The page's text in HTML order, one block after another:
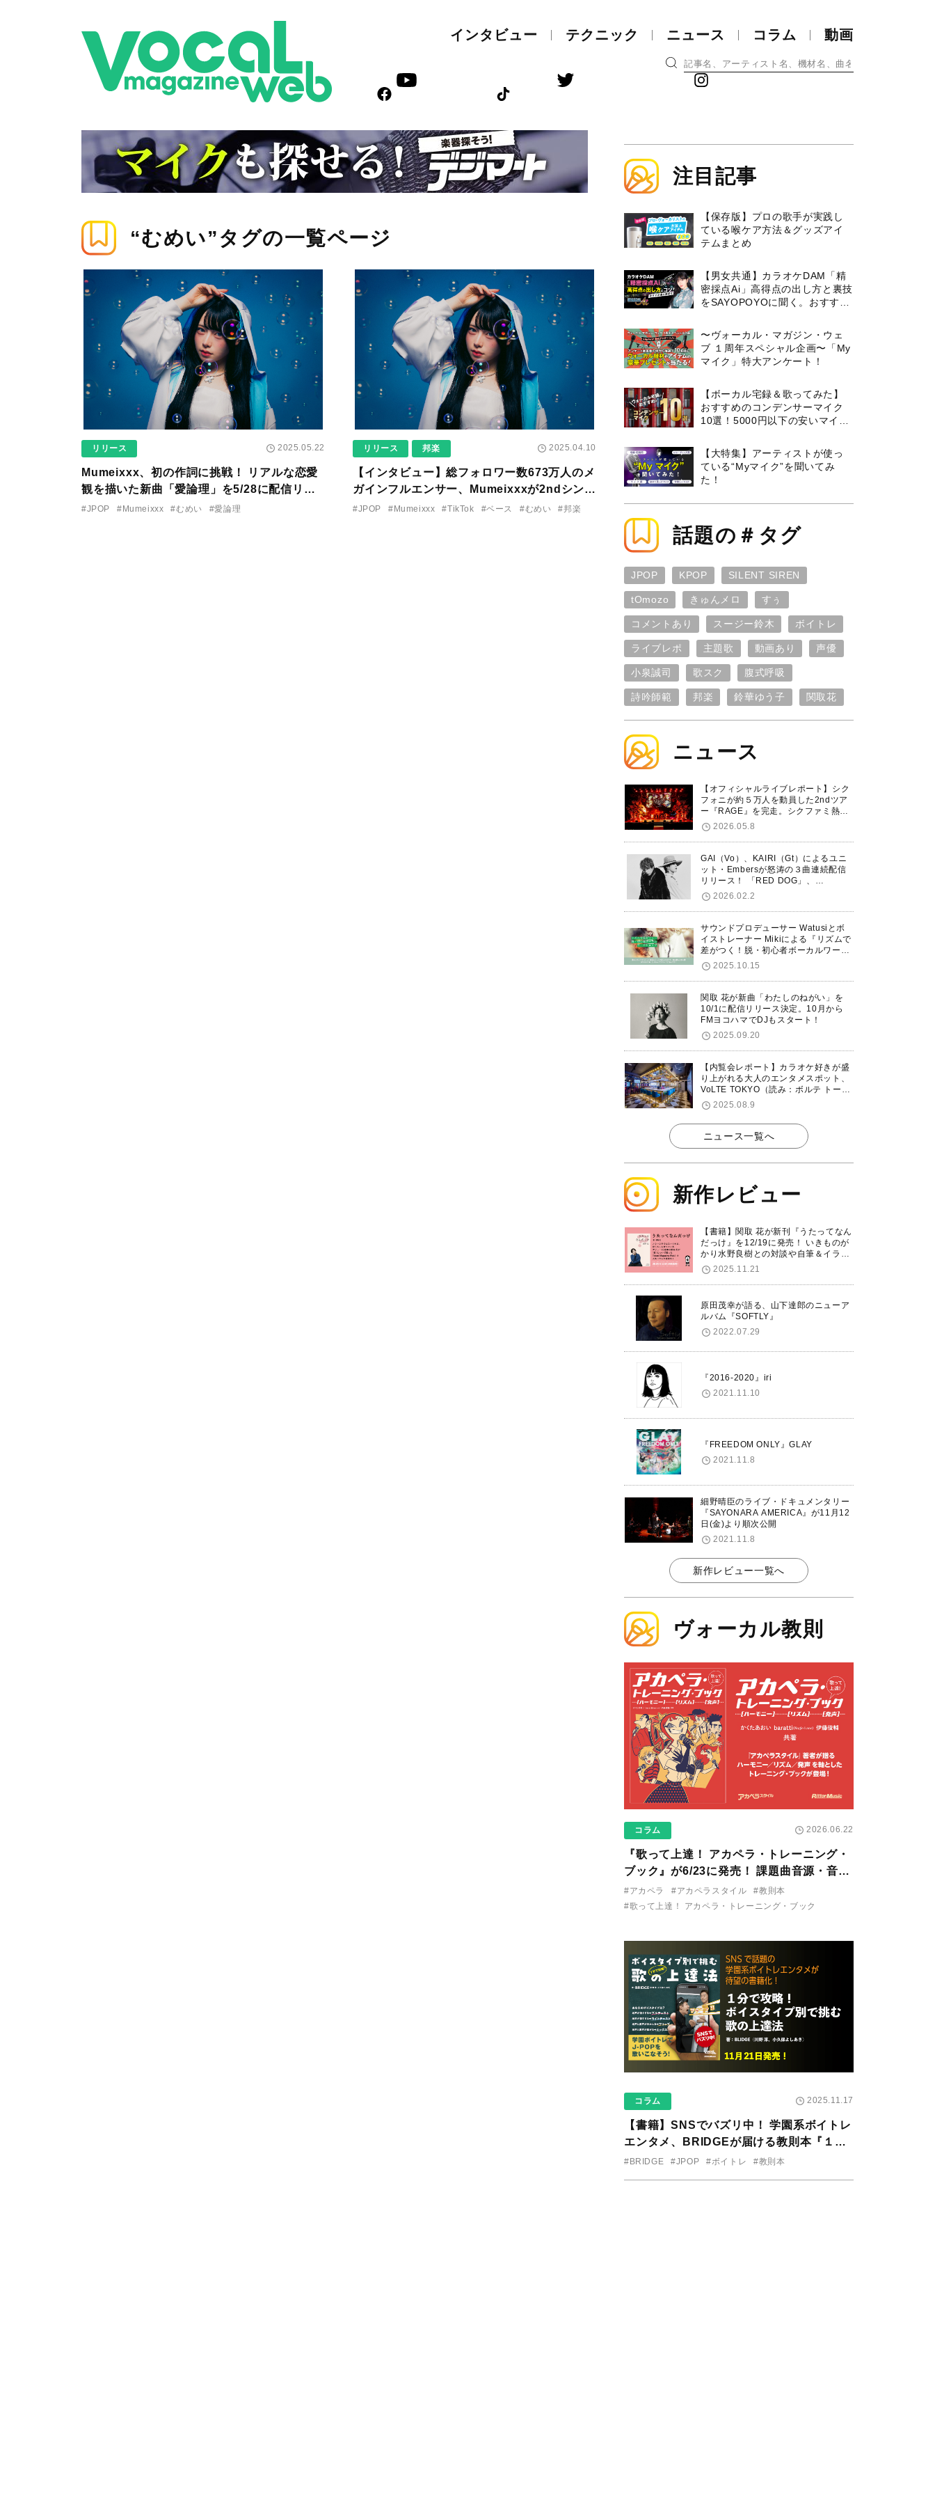
インタビュー テクニック ニュース コラム 動画
“むめい”タグの一覧ページ
リリース 2025.05.22
Mumeixxx、初の作詞に挑戦！ リアルな恋愛
観を描いた新曲「愛論理」を5/28に配信リリ
ース決定！
#JPOP #Mumeixxx #むめい #愛論理
リリース 邦楽 2025.04.10
【インタビュー】総フォロワー数673万人のメ
ガインフルエンサー、Mumeixxxが2ndシング
ル「→←」（読み：右向け左）をリリース。
#JPOP #Mumeixxx #TikTok #ベース #むめい #邦楽
注目記事
【保存版】プロの歌手が実践し
ている喉ケア⽅法＆グッズアイ
テムまとめ
【男女共通】カラオケDAM「精
密採点Ai」高得点の出し方と裏技
をSAYOPOYOに聞く。おすすめ
〜ヴォーカル・マガジン・ウェ
ブ １周年スペシャル企画〜「My
マイク」特大アンケート！
【ボーカル宅録＆歌ってみた】
おすすめのコンデンサーマイク
10選！5000円以下の安いマイク
【大特集】アーティストが使っ
ている“Myマイク”を聞いてみ
た！
話題の＃タグ
JPOP KPOP SILENT SIREN
tOmozo きゅんメロ すぅ
コメントあり スージー鈴木 ボイトレ
ライブレポ 主題歌 動画あり 声優
小泉誠司 歌スク 腹式呼吸
詩吟師範 邦楽 鈴華ゆう子 関取花
ニュース
【オフィシャルライブレポート】シク
フォニが約５万人を動員した2ndツア
ー『RAGE』を完走。シクファミ熱狂
のKアリーナ横浜ファイナル公演の模
様をお届け！
2026.05.8
GAI（Vo）、KAIRI（Gt）によるユニ
ット・Embersが怒涛の３曲連続配信
リリース！ 「RED DOG」、
「Untitled Hero」に続き、5thシング
ル「De-Marionette」のリリースを発
表！
2026.02.2
サウンドプロデューサー Watusiとボ
イストレーナー Mikiによる『リズムで
差がつく！脱・初心者ボーカルワーク
ショップ』が12/7に渋谷で開催！
2025.10.15
関取 花が新曲「わたしのねがい」を
10/1に配信リリース決定。10月から
FMヨコハマでDJもスタート！
2025.09.20
【内覧会レポート】カラオケ好きが盛
り上がれる大人のエンタメスポット、
VoLTE TOKYO（読み：ボルテ トーキ
ョー）が東京・品川に8/8グランドオ
ープン！
2025.08.9
ニュース一覧へ
新作レビュー
【書籍】関取 花が新刊『うたってなん
だっけ』を12/19に発売！ いきものが
かり水野良樹との対談や自筆＆イラス
トで綴る自分史も掲載。さらに自身の
誕生日12/18に渋谷で出版記念イベン
トを開催！
2025.11.21
原田茂幸が語る、山下達郎のニューア
ルバム『SOFTLY』
2022.07.29
『2016-2020』iri
2021.11.10
『FREEDOM ONLY』GLAY
2021.11.8
細野晴臣のライブ・ドキュメンタリー
『SAYONARA AMERICA』が11月12
日(金)より順次公開
2021.11.8
新作レビュー一覧へ
ヴォーカル教則
コラム 2026.06.22
『歌って上達！ アカペラ・トレーニング・
ブック』が6/23に発売！ 課題曲音源・音取
り用アプリを公開。
#アカペラ #アカペラスタイル
#教則本
#歌って上達！ アカペラ・トレーニング・ブック
コラム 2025.11.17
【書籍】SNSでバズリ中！ 学園系ボイトレ
エンタメ、BRIDGEが届ける教則本『１分
で攻略！ ボイスタイプ別で挑む歌の上達
#BRIDGE #JPOP #ボイトレ #教則本